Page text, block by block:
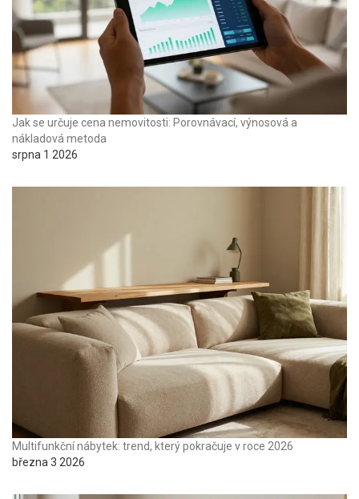
Jak se určuje cena nemovitosti: Porovnávací, výnosová a
nákladová metoda
srpna 1 2026
Multifunkční nábytek: trend, který pokračuje v roce 2026
března 3 2026